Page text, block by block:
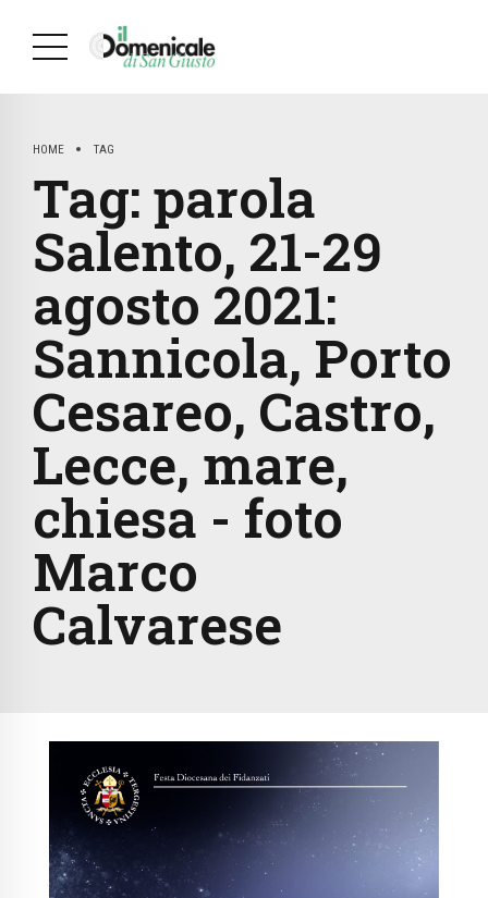
HOME TAG
Tag: parola
Salento, 21-29
agosto 2021:
Sannicola, Porto
Cesareo, Castro,
Lecce, mare,
chiesa - foto
Marco
Calvarese